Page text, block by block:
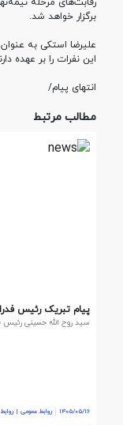
برگزار خواهد شد.
علیرضا استکی به
این نفرات را بر عهده
انتهای پیام/
مطالب مرتبط
پیام تبریک رئیس
سید روح الله حسینی رئیس
1405/05/16 روابط عمومی |